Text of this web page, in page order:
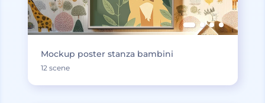
Mockup poster stanza bambini
12 scene